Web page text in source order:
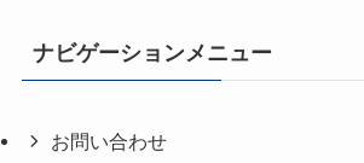
ナビゲーションメニュー
お問い合わせ